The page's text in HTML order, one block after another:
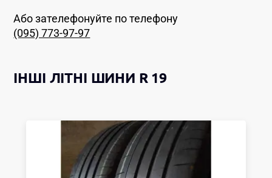
Або зателефонуйте по телефону
(095) 773-97-97
ІНШІ ЛІТНІ ШИНИ R 19